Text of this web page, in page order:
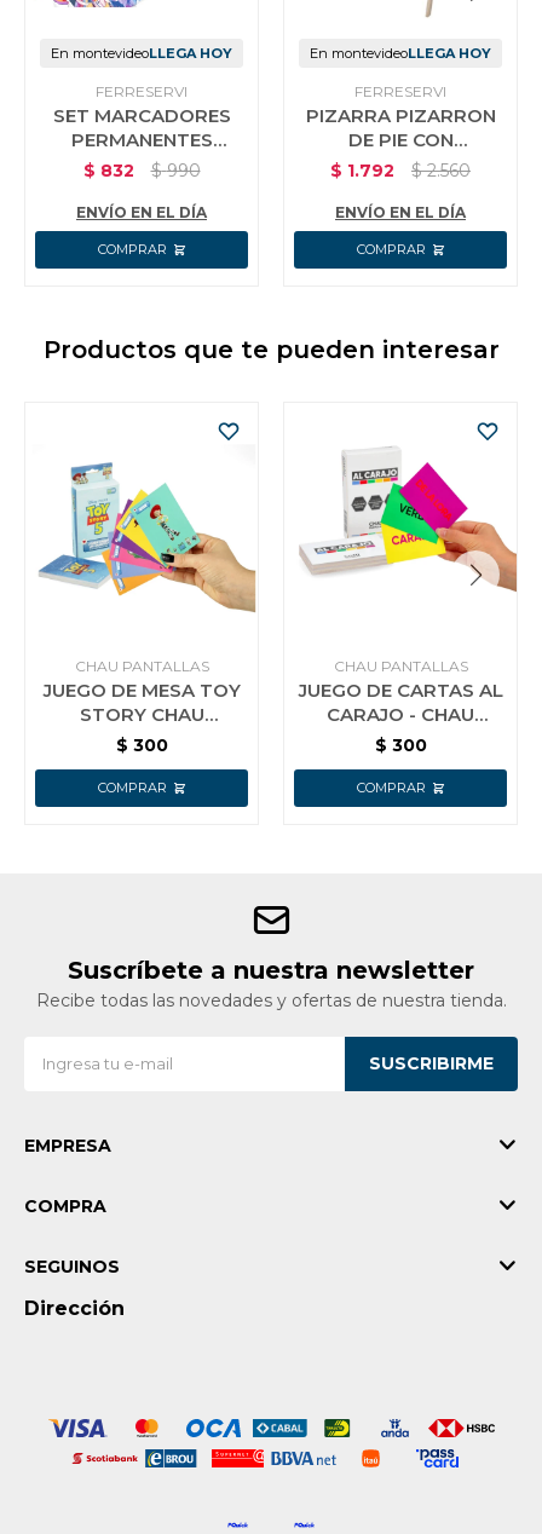
En montevideoLLEGA HOY
FERRESERVI
SET MARCADORES
PERMANENTES
ACRILICO 80 PIEZAS
$ 832 $ 990
ENVÍO EN EL DÍA
En montevideoLLEGA HOY
FERRESERVI
PIZARRA PIZARRON
DE PIE CON
ACCESORIOS
$ 1.792 $ 2.560
ENVÍO EN EL DÍA
Productos que te pueden interesar
CHAU PANTALLAS
JUEGO DE MESA TOY
STORY CHAU
PANTALLA
$ 300
CHAU PANTALLAS
JUEGO DE CARTAS AL
CARAJO - CHAU
PANTALLAS
$ 300
Suscríbete a nuestra newsletter
Recibe todas las novedades y ofertas de nuestra tienda.
SUSCRIBIRME
EMPRESA
COMPRA
Dirección
SEGUINOS